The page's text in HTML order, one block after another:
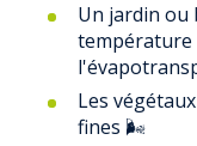
Un jardin ou
température
Les
fines 🌬️